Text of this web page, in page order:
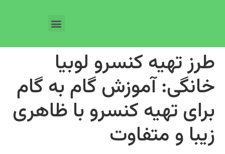
طرز تهیه کنسرو لوبیا
خانگی: آموزش گام به گام
برای تهیه کنسرو با ظاهری
زیبا و متفاوت